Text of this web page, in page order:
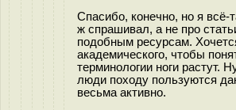
Спасибо, конечно, но я всё-
ж спрашивал, а не про
подобным ресурсам.
академического, чтобы
терминологии ноги растут.
люди походу пользуются
весьма активно.